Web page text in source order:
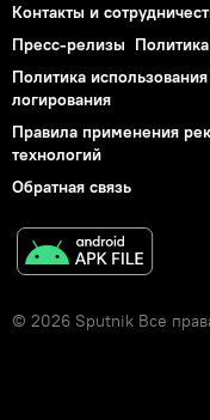
Контакты и
Пресс-релизы
Политика
логирования
Правила применения
технологий
Обратная связь
© 2026 Sputnik Все